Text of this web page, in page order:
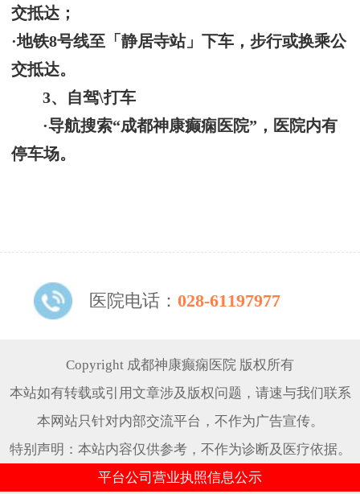
交抵达 ；
·地铁8号线至「静居寺站」下车 ， 步行或换乘公
交抵达。
3、
自驾\打车
·导航搜索“成都神康癫痫医院” ，医院内有
停车场。
医院电话： 028-61197977
Copyright 成都神康癫痫医院 版权所有
本站如有转载或引用文章涉及版权问题，请速与我们联系
本网站只针对内部交流平台，不作为广告宣传。
特别声明：本站内容仅供参考，不作为诊断及医疗依据。
平台公司营业执照信息公示